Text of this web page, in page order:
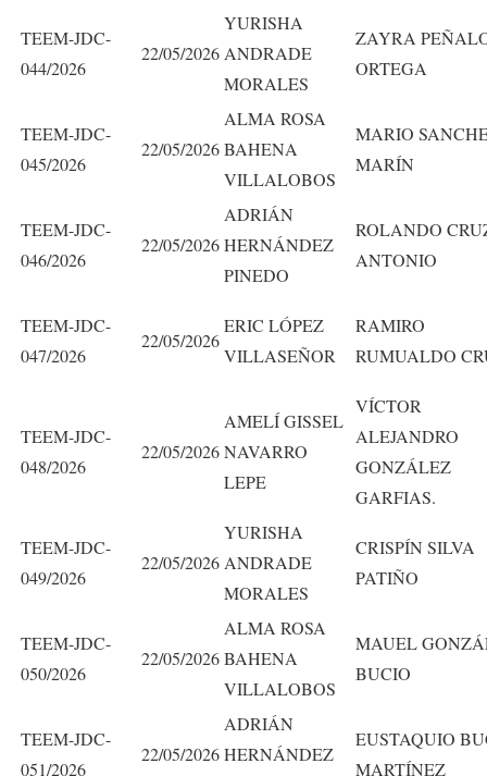
TEEM-JDC-
044/2026
22/05/2026
YURISHA
ANDRADE
MORALES
ZAYRA
ORTEGA
TEEM-JDC-
045/2026
22/05/2026
ALMA ROSA
BAHENA
VILLALOBOS
MARIO
MARÍN
TEEM-JDC-
046/2026
22/05/2026
ADRIÁN
HERNÁNDEZ
PINEDO
ROLANDO
ANTONIO
TEEM-JDC-
047/2026
22/05/2026
ERIC LÓPEZ
VILLASEÑOR
RAMIRO
RUMUALDO
TEEM-JDC-
048/2026
22/05/2026
AMELÍ GISSEL
NAVARRO
LEPE
VÍCTOR
ALEJANDRO
GONZÁLEZ
GARFIAS.
TEEM-JDC-
049/2026
22/05/2026
YURISHA
ANDRADE
MORALES
CRISPÍN SILVA
PATIÑO
TEEM-JDC-
050/2026
22/05/2026
ALMA ROSA
BAHENA
VILLALOBOS
MAUEL
BUCIO
TEEM-JDC-
051/2026
22/05/2026
ADRIÁN
HERNÁNDEZ
EUSTAQUIO
MARTÍNEZ